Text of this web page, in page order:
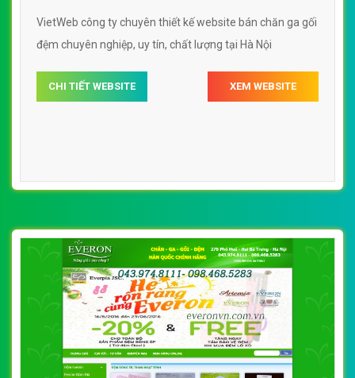
VietWeb công ty chuyên thiết kế website bán chăn ga gối
đệm chuyên nghiệp, uy tín, chất lượng tại Hà Nội
CHI TIẾT WEBSITE XEM WEBSITE